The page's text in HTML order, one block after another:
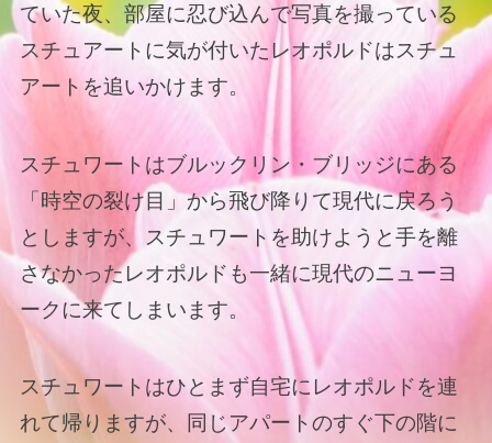
ていた夜、部屋に忍び込んで写真を撮っている
スチュアートに気が付いたレオポルドはスチュ
アートを追いかけます。
スチュワートはブルックリン・ブリッジにある
「時空の裂け目」から飛び降りて現代に戻ろう
としますが、スチュワートを助けようと手を離
さなかったレオポルドも一緒に現代のニューヨ
ークに来てしまいます。
スチュワートはひとまず自宅にレオポルドを連
れて帰りますが、同じアパートのすぐ下の階に